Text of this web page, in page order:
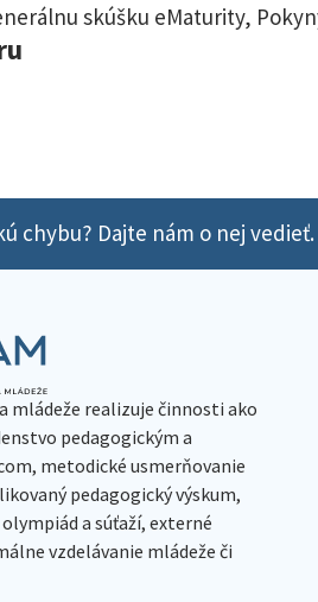
skúšku eMaturity,
chybu? Dajte nám o nej vedieť.
mládeže realizuje činnosti ako
pedagogickým a
metodické usmerňovanie
pedagogický výskum,
a súťaží, externé
vzdelávanie mládeže či